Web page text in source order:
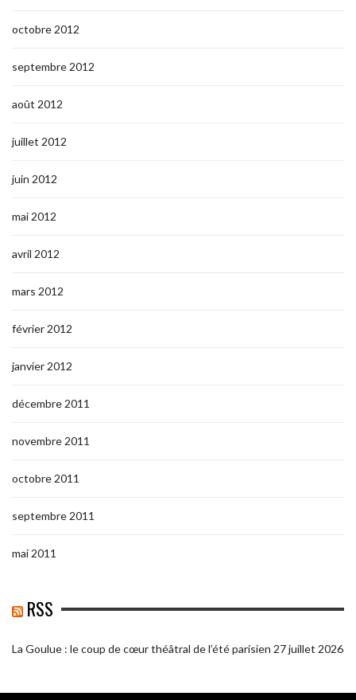
octobre 2012
septembre 2012
août 2012
juillet 2012
juin 2012
mai 2012
avril 2012
mars 2012
février 2012
janvier 2012
décembre 2011
novembre 2011
octobre 2011
septembre 2011
mai 2011
RSS
La Goulue : le coup de cœur théâtral de l’été parisien 27 juillet 2026